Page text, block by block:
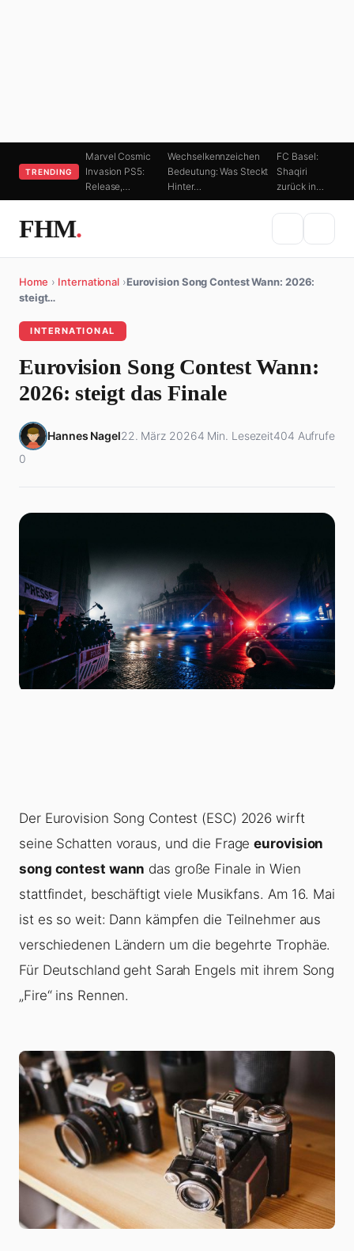
TRENDING
Marvel Cosmic
Invasion PS5:
Release,…
Wechselkennzeichen
Bedeutung: Was Steckt
Hinter…
FC Basel:
Shaqiri
zurück in…
FHM.
Home › International ›Eurovision Song Contest Wann: 2026:
steigt…
INTERNATIONAL
Eurovision Song Contest Wann:
2026: steigt das Finale
Hannes Nagel22. März 20264 Min. Lesezeit404 Aufrufe
0
Der Eurovision Song Contest (ESC) 2026 wirft
seine Schatten voraus, und die Frageeurovision
song contest wann das große Finale in Wien
stattfindet, beschäftigt viele Musikfans. Am 16. Mai
ist es so weit: Dann kämpfen die Teilnehmer aus
verschiedenen Ländern um die begehrte Trophäe.
Für Deutschland geht Sarah Engels mit ihrem Song
„Fire“ ins Rennen.